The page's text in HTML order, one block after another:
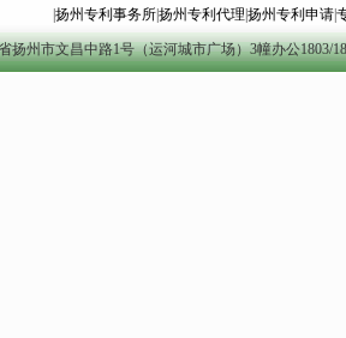
扬州专利事务所|扬州专利代理 扬州专利申请|
扬州市文昌中路1号（运河城市广场）3幢办公1803/